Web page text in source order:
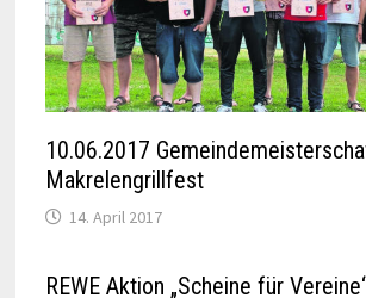
10.06.2017
Makrelengrillfest
14. April 2017
REWE Aktion „Scheine für